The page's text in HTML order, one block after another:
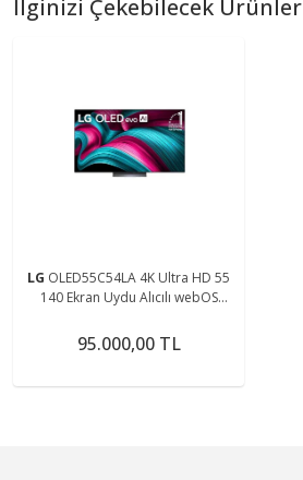
İlginizi Çekebilecek Ürünler
LG OLED55C54LA 4K Ultra HD 55
140 Ekran Uydu Alıcılı webOS
95.000,00 TL